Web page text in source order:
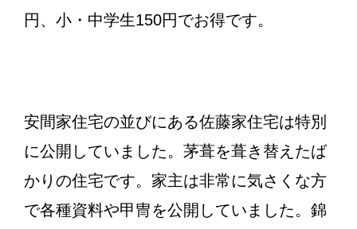
円、小・中学生150円でお得です。
安間家住宅の並びにある佐藤家住宅は特別
に公開していました。茅葺を葺き替えたば
かりの住宅です。家主は非常に気さくな方
で各種資料や甲冑を公開していました。錦